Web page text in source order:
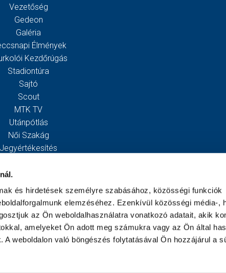
és hirdetések személyre szabásához, közösségi funkciók
elemzéséhez. Ezenkívül közösségi média-,
az Ön weboldalhasználatra vonatkozó adatait, akik
amelyeket Ön adott meg számukra vagy az Ön által
A weboldalon való böngészés folytatásával Ön hozzájárul a
Vezetőség
Gedeon
Galéria
Élmények
Kezdőrúgás
Stadiontúra
Sajtó
Scout
MTK TV
Utánpótlás
Női Szakág
Jegyértékesítés
Egyesület
Kapcsolat